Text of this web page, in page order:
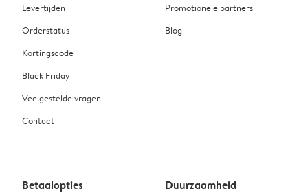
Levertijden
Orderstatus
Kortingscode
Black Friday
Veelgestelde vragen
Contact
Promotionele partners
Blog
Betaalopties Duurzaamheid